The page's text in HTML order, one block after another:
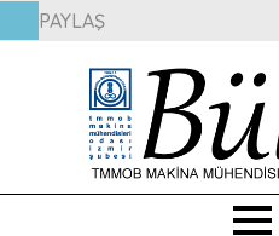
PAYLAŞ